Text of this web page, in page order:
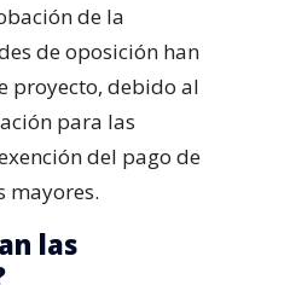
de la
de oposición han
proyecto, debido al
para las
del pago de
mayores.
las